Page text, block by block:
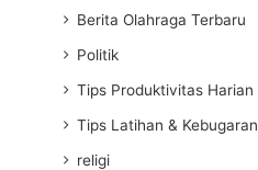
Berita Olahraga Terbaru
Politik
Tips Produktivitas Harian
Tips Latihan & Kebugaran
religi